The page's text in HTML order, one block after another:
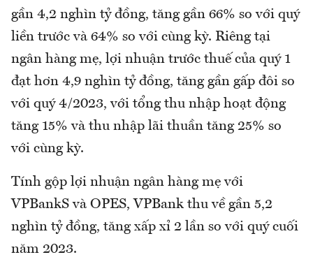
gần 4,2 nghìn tỷ đồng, tăng gần 66% so với quý
liền trước và 64% so với cùng kỳ. Riêng tại
ngân hàng mẹ, lợi nhuận trước thuế của quý 1
đạt hơn 4,9 nghìn tỷ đồng, tăng gần gấp đôi so
với quý 4/2023, với tổng thu nhập hoạt động
tăng 15% và thu nhập lãi thuần tăng 25% so
với cùng kỳ.
Tính gộp lợi nhuận ngân hàng mẹ với
VPBankS và OPES, VPBank thu về gần 5,2
nghìn tỷ đồng, tăng xấp xỉ 2 lần so với quý cuối
năm 2023.